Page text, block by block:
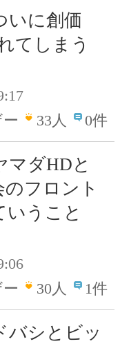
いに創価
てしまう
33人 0件
マダHDと
フロント
いうこと
30人 1件
バシとビッ